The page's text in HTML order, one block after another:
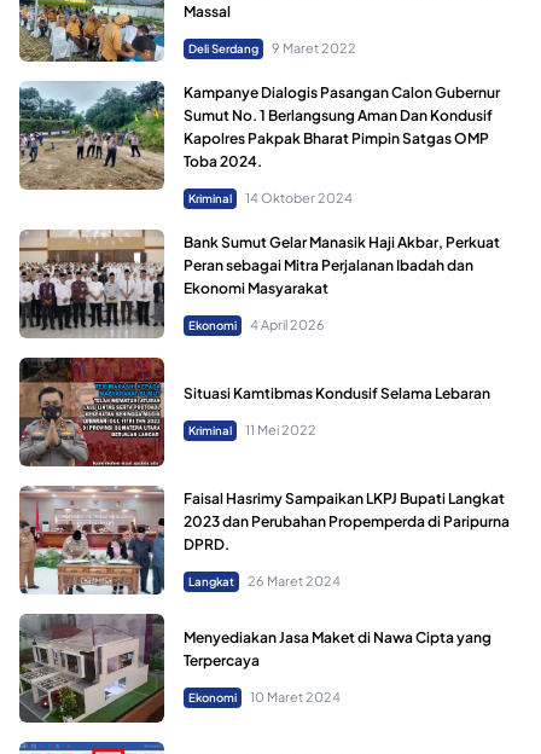
Massal
Deli Serdang 9 Maret 2022
Kampanye Dialogis Pasangan Calon Gubernur
Sumut No. 1 Berlangsung Aman Dan Kondusif
Kapolres Pakpak Bharat Pimpin Satgas OMP
Toba 2024.
Kriminal 14 Oktober 2024
Bank Sumut Gelar Manasik Haji Akbar, Perkuat
Peran sebagai Mitra Perjalanan Ibadah dan
Ekonomi Masyarakat
Ekonomi 4 April 2026
Situasi Kamtibmas Kondusif Selama Lebaran
Kriminal 11 Mei 2022
Faisal Hasrimy Sampaikan LKPJ Bupati Langkat
2023 dan Perubahan Propemperda di Paripurna
DPRD.
Langkat 26 Maret 2024
Menyediakan Jasa Maket di Nawa Cipta yang
Terpercaya
Ekonomi 10 Maret 2024